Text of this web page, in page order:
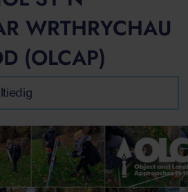
WRTHRYCHAU
(OLCAP)